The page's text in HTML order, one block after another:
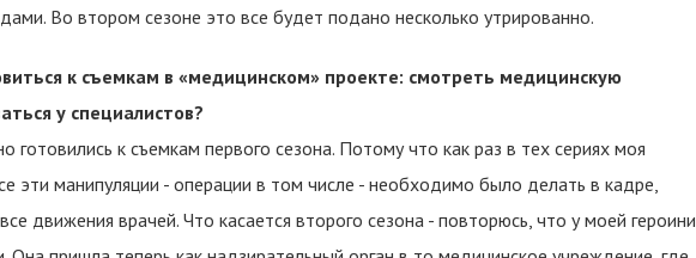
Во втором сезоне это все будет подано несколько утрированно.
к съемкам в «медицинском» проекте: смотреть медицинскую
у специалистов?
к съемкам первого сезона. Потому что как раз в тех сериях моя
эти манипуляции - операции в том числе - необходимо было делать в кадре,
движения врачей. Что касается второго сезона - повторюсь, что у моей героини